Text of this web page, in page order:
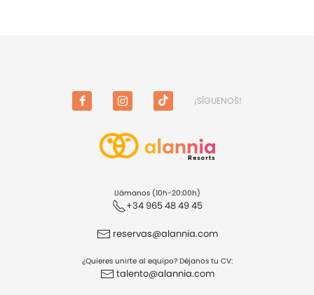
FACEBOOK INSTAGRAMTIKTOK ¡SÍGUENOS!
Llámanos (10h-20:00h)
+34 965 48 49 45
reservas@alannia.com
¿Quieres unirte al equipo? Déjanos tu CV:
talento@alannia.com